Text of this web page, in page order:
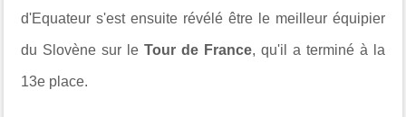
d'Equateur s'est ensuite révélé être le meilleur équipier
du Slovène sur leTour de France, qu'il a terminé à la
13e place.